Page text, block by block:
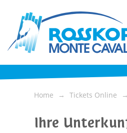
Home Tickets Online
Ihre